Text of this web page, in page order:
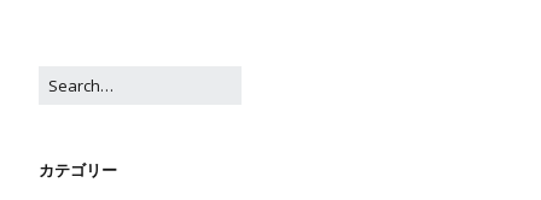
カテゴリー